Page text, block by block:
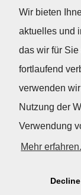
Wir bieten
aktuelles und
das wir für
fortlaufend
verwenden
Nutzung der
Verwendung
Mehr
Decline